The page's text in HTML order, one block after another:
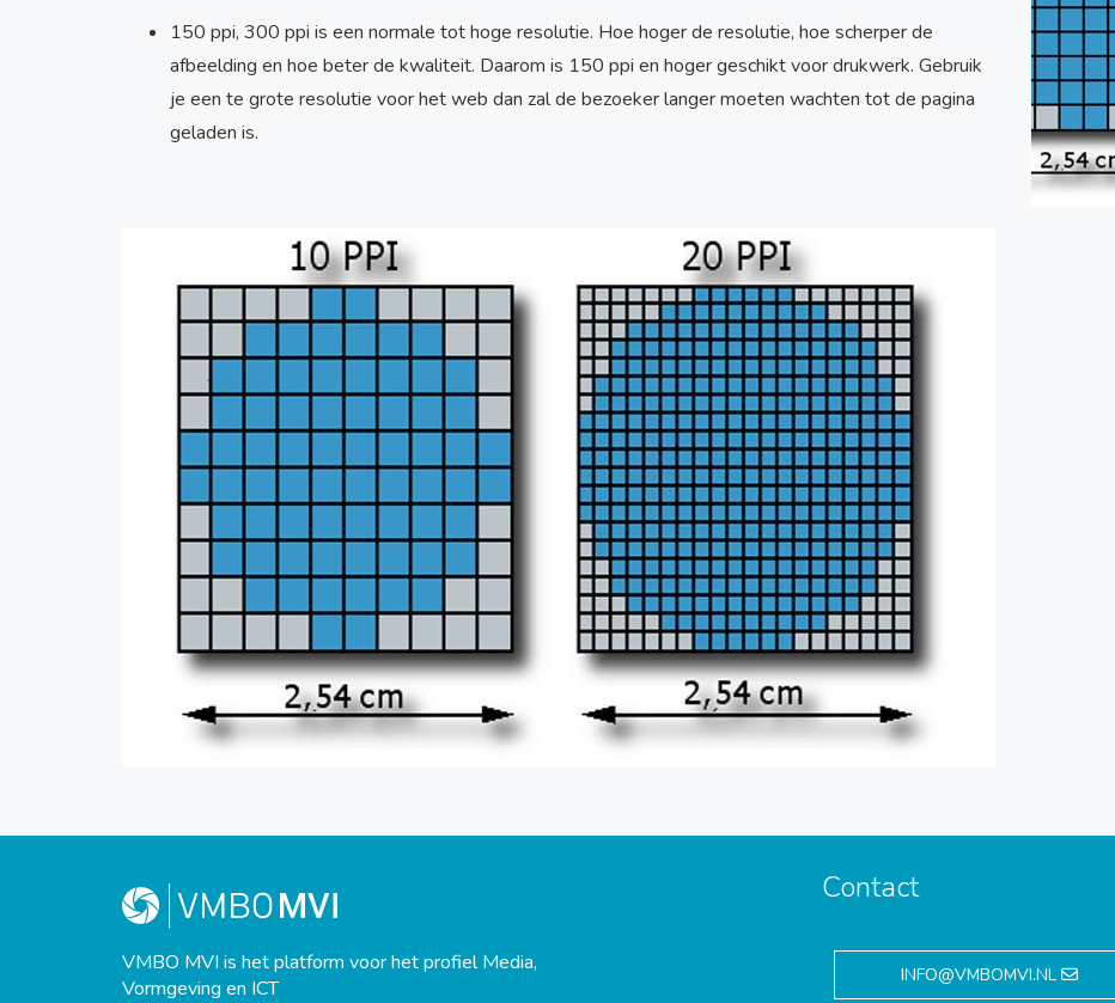
150 ppi, 300 ppi is een normale tot hoge resolutie. Hoe hoger de resolutie, hoe scherper de
afbeelding en hoe beter de kwaliteit. Daarom is 150 ppi en hoger geschikt voor drukwerk. Gebruik
je een te grote resolutie voor het web dan zal de bezoeker langer moeten wachten tot de pagina
geladen is.
VMBO MVI is het platform voor het profiel Media,
Vormgeving en ICT
Contact
INFO@VMBOMVI.NL